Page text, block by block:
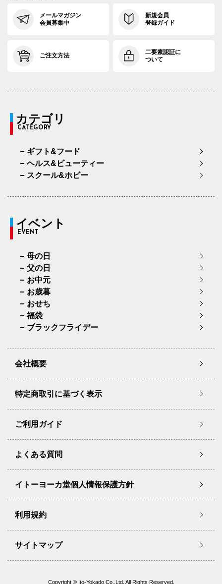
メールマガジン
会員募集中
新規会員
登録ガイド
ご注文方法
二要素認証に
ついて
カテゴリ
CATEGORY
ギフト&フード
ヘルス&ビューティー
スクール&ホビー
イベント
EVENT
母の日
父の日
お中元
お歳暮
おせち
福袋
ブラックフライデー
会社概要
特定商取引に基づく表示
ご利用ガイド
よくある質問
イトーヨーカ堂個人情報保護方針
利用規約
サイトマップ
Copyright © Ito-Yokado Co.,Ltd. All Rights Reserved.